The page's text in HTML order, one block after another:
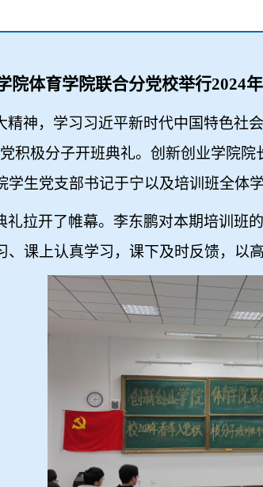
院体育学院联合分党校举行2024
精神，学习习近平新时代中国特色社
积极分子开班典礼。创新创业学院
生党支部书记于宁以及培训班全体
拉开了帷幕。李东鹏对本期培训班
课上认真学习，课下及时反馈，以